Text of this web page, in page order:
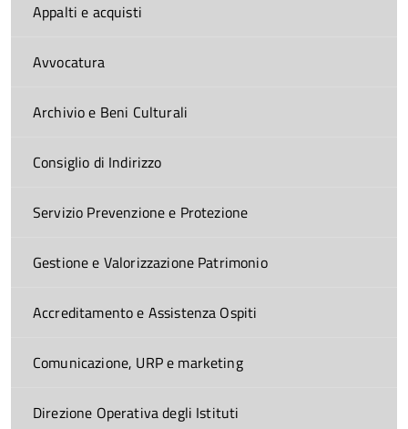
Appalti e acquisti
Avvocatura
Archivio e Beni Culturali
Consiglio di Indirizzo
Servizio Prevenzione e Protezione
Gestione e Valorizzazione Patrimonio
Accreditamento e Assistenza Ospiti
Comunicazione, URP e marketing
Direzione Operativa degli Istituti